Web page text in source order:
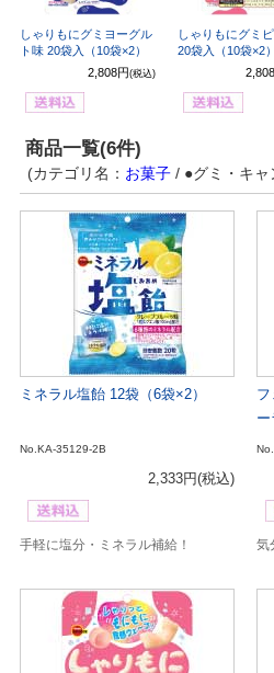
しゃりもにグミヨーグル
ト味 20袋入（10袋×2）
2,808円 (税込)
しゃりもにグミ
20袋入（10袋×2）
商品一覧(6件)
(カテゴリ名： お菓子/ ●グミ・キャ
ミネラル塩飴 12袋（6袋×2）
No.KA-35129-2B
2,333円(税込)
手軽に塩分・ミネラル補給！
ー
気